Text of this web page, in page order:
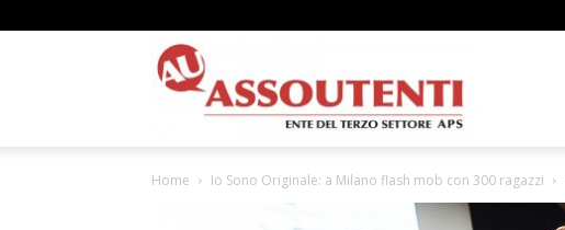
Nazionale
Home Io Sono Originale: a Milano flash mob con 300 ragazzi